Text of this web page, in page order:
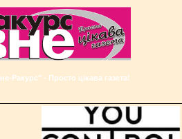
Ракурс" - Просто цікава газета!